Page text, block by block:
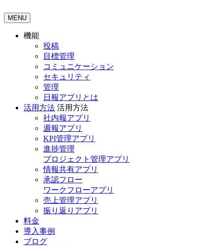
MENU
機能
投稿
目標管理
コミュニケーション
セキュリティ
管理
日報アプリとは
活用方法 活用方法
社内報アプリ
週報アプリ
KPI管理アプリ
進捗管理
プロジェクト管理アプリ
情報共有アプリ
承認フロー
ワークフローアプリ
売上管理アプリ
振り返りアプリ
料金
導入事例
ブログ